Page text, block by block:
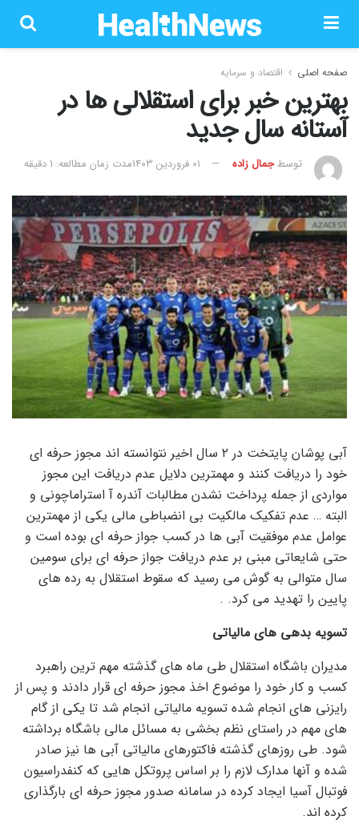
صفحه اصلی اقتصاد و سرمایه
بهترین خبر برای استقلالی ها در
آستانه سال جدید
توسطجمال زاده ۰۱ فروردین ۱۴۰۳ مدت زمان مطالعه: 1 دقیقه
آبی پوشان پایتخت در ۲ سال اخیر نتوانسته اند مجوز حرفه ای
خود را دریافت کنند و مهمترین دلایل عدم دریافت این مجوز
مواردی از جمله پرداخت نشدن مطالبات آندره آ استراماچونی و
البته … عدم تفکیک مالکیت بی انضباطی مالی یکی از مهمترین
عوامل عدم موفقیت آبی ها در کسب جواز حرفه ای بوده است و
حتی شایعاتی مبنی بر عدم دریافت جواز حرفه ای برای سومین
سال متوالی به گوش می رسید که سقوط استقلال به رده های
پایین را تهدید می کرد. .
تسویه بدهی های مالیاتی
مدیران باشگاه استقلال طی ماه های گذشته مهم ترین راهبرد
کسب و کار خود را موضوع اخذ مجوز حرفه ای قرار دادند و پس از
رایزنی های انجام شده تسویه مالیاتی انجام شد تا یکی از گام
های مهم در راستای نظم بخشی به مسائل مالی باشگاه برداشته
شود. طی روزهای گذشته فاکتورهای مالیاتی آبی ها نیز صادر
شده و آنها مدارک لازم را بر اساس پروتکل هایی که کنفدراسیون
فوتبال آسیا ایجاد کرده در سامانه صدور مجوز حرفه ای بارگذاری
کرده اند.